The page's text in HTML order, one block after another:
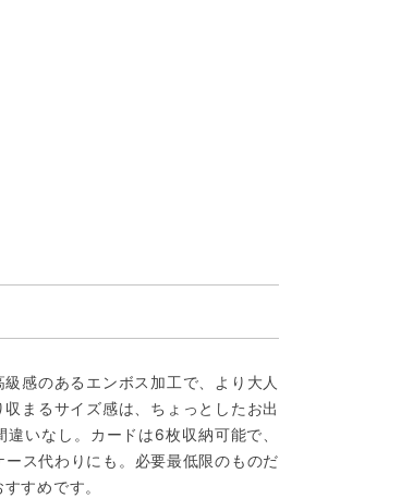
感のあるエンボス加工で、より大人
まるサイズ感は、ちょっとしたお出
いなし。カードは6枚収納可能で、
ス代わりにも。必要最低限のものだ
すめです。